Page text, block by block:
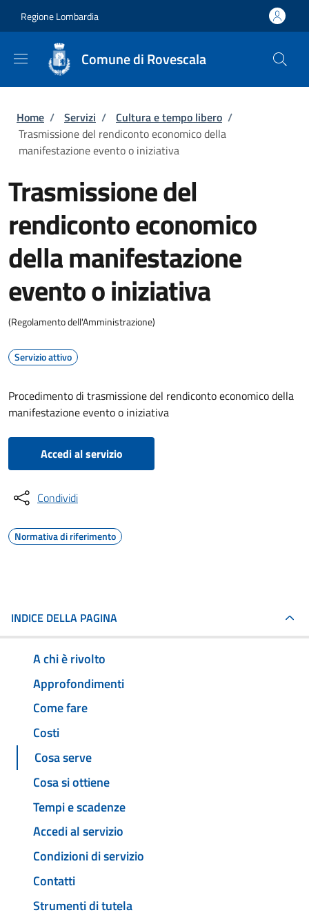
Regione Lombardia
Comune di Rovescala
Briciole di pane
Home / Servizi / Cultura e tempo libero /
Trasmissione del rendiconto economico della
manifestazione evento o iniziativa
Trasmissione del
rendiconto economico
della manifestazione
evento o iniziativa
(Regolamento dell'Amministrazione)
Servizio attivo
Procedimento di trasmissione del rendiconto economico della
manifestazione evento o iniziativa
Accedi al servizio
Condividi
Normativa di riferimento
INDICE DELLA PAGINA
A chi è rivolto
Approfondimenti
Come fare
Costi
Cosa serve
Cosa si ottiene
Tempi e scadenze
Accedi al servizio
Condizioni di servizio
Contatti
Strumenti di tutela